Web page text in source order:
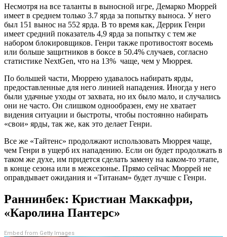
Несмотря на все таланты в выносной игре, Демарко Мюррей
имеет в среднем только 3.7 ярда за попытку выноса. У него
был 151 вынос на 552 ярда. В то время как, Деррик Генри
имеет средний показатель 4,9 ярда за попытку с тем же
набором блокировщиков. Генри также противостоят восемь
или больше защитников в боксе в 50.4% случаев, согласно
статистике NextGen, что на 13% чаще, чем у Мюррея.
По большей части, Мюррею удавалось набирать ярды,
предоставленные для него линией нападения. Иногда у него
были удачные уходы от захвата, но их было мало, и случались
они не часто. Он слишком однообразен, ему не хватает
видения ситуации и быстроты, чтобы постоянно набирать
«свои» ярды, так же, как это делает Генри.
Все же «Тайтенс» продолжают использовать Мюррея чаще,
чем Генри в ущерб их нападению. Если он будет продолжать в
таком же духе, им придется сделать замену на каком-то этапе,
в конце сезона или в межсезонье. Прямо сейчас Мюррей не
оправдывает ожидания и «Титанам» будет лучше с Генри.
Раннинбек: Кристиан Маккафри,
«Каролина Пантерс»
Embed from Getty Images